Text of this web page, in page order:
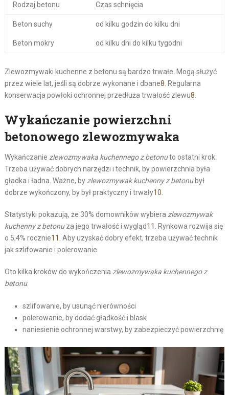
Rodzaj betonu Czas schnięcia
Beton suchy od kilku godzin do kilku dni
Beton mokry od kilku dni do kilku tygodni
Zlewozmywaki kuchenne z betonu są bardzo trwałe. Mogą służyć
przez wiele lat, jeśli są dobrze wykonane i dbane8 . Regularna
konserwacja powłoki ochronnej przedłuża trwałość zlewu8
Wykańczanie powierzchni
betonowego zlewozmywaka
Wykańczanie zlewozmywaka kuchennego z betonuto ostatni krok.
Trzeba używać dobrych narzędzi i technik, by powierzchnia była
gładka i ładna. Ważne, by zlewozmywak kuchenny z betonubył
dobrze wykończony, by był praktyczny i trwały10
Statystyki pokazują, że 30% domowników wybiera zlewozmywak
kuchenny z betonuza jego trwałość i wygląd11
. Rynkowa rozwija się
o 5,4% rocznie11 . Aby uzyskać dobry efekt, trzeba używać technik
jak szlifowanie i polerowanie.
Oto kilka kroków do wykończenia zlewozmywaka kuchennego z
betonu:
szlifowanie, by usunąć nierówności
polerowanie, by dodać gładkość i blask
naniesienie ochronnej warstwy, by zabezpieczyć powierzchnię